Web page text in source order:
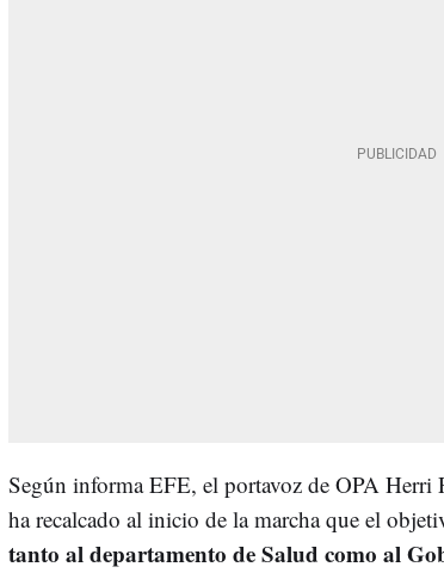
Según informa EFE, el portavoz de OPA Herri
ha recalcado al inicio de la marcha que el
tanto al departamento de Salud como al